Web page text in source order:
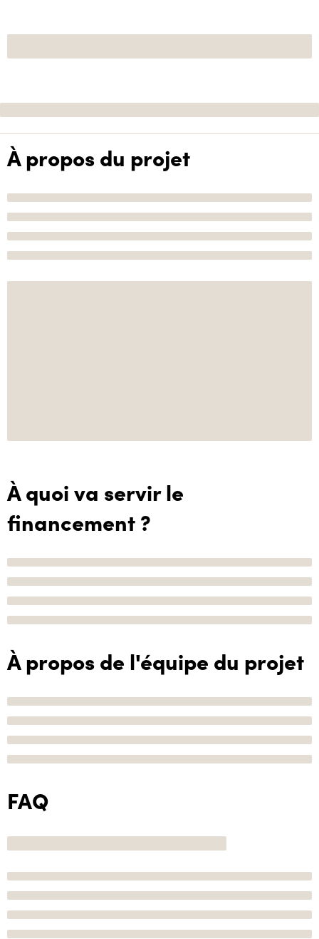
À propos du projet
À quoi va servir le
financement ?
À propos de l'équipe du projet
FAQ